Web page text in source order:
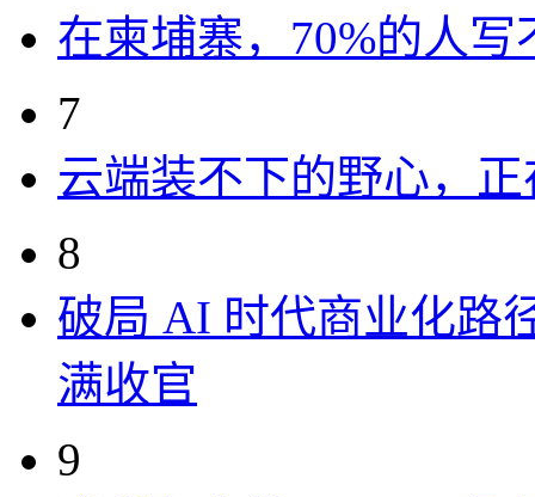
在柬埔寨，70%的人写
7
云端装不下的野心，
8
破局 AI 时代商业化路
满收官
9